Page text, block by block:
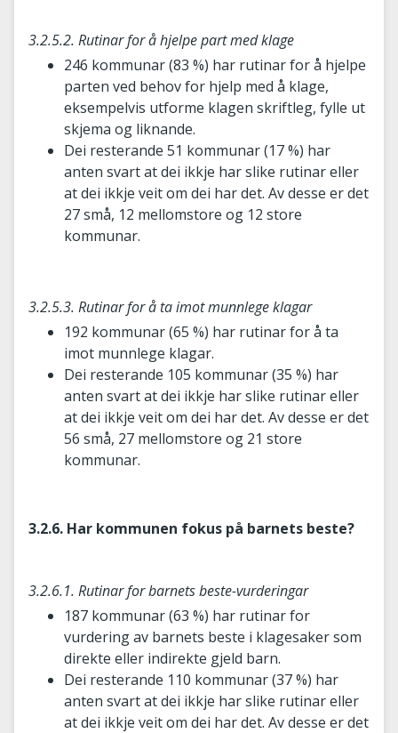
3.2.5.2. Rutinar for å hjelpe part med klage
246 kommunar (83 %) har rutinar for å hjelpe
parten ved behov for hjelp med å klage,
eksempelvis utforme klagen skriftleg, fylle ut
skjema og liknande.
Dei resterande 51 kommunar (17 %) har
anten svart at dei ikkje har slike rutinar eller
at dei ikkje veit om dei har det. Av desse er det
27 små, 12 mellomstore og 12 store
kommunar.
3.2.5.3. Rutinar for å ta imot munnlege klagar
192 kommunar (65 %) har rutinar for å ta
imot munnlege klagar.
Dei resterande 105 kommunar (35 %) har
anten svart at dei ikkje har slike rutinar eller
at dei ikkje veit om dei har det. Av desse er det
56 små, 27 mellomstore og 21 store
kommunar.
3.2.6. Har kommunen fokus på barnets beste?
3.2.6.1. Rutinar for barnets beste-vurderingar
187 kommunar (63 %) har rutinar for
vurdering av barnets beste i klagesaker som
direkte eller indirekte gjeld barn.
Dei resterande 110 kommunar (37 %) har
anten svart at dei ikkje har slike rutinar eller
at dei ikkje veit om dei har det. Av desse er det